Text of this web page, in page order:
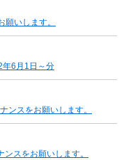
願いします。
年6月1日～分
ンスをお願いします。
スをお願いします。